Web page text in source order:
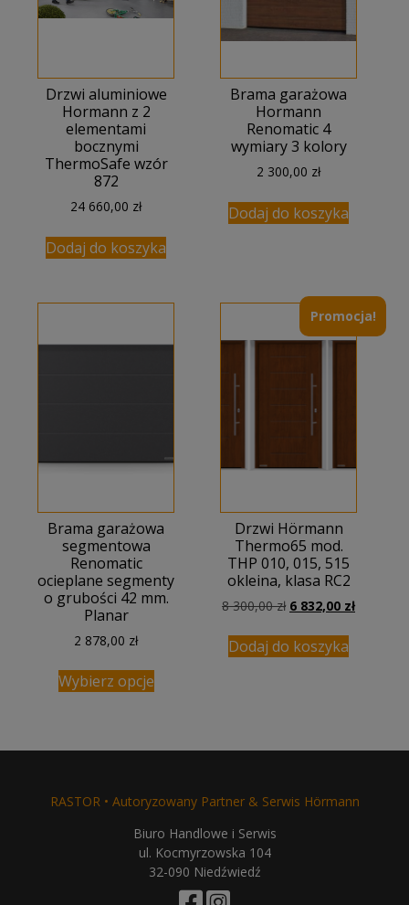
Drzwi aluminiowe
Hormann z 2
elementami
bocznymi
ThermoSafe wzór
872
24 660,00 zł
Dodaj do koszyka
Brama garażowa
Hormann
Renomatic 4
wymiary 3 kolory
2 300,00 zł
Dodaj do koszyka
Brama garażowa
segmentowa
Renomatic
ocieplane segmenty
o grubości 42 mm.
Planar
2 878,00 zł
Wybierz opcje
Promocja!
Drzwi Hörmann
Thermo65 mod.
THP 010, 015, 515
okleina, klasa RC2
8 300,00zł Pierwotna
wynosiła:
8
6 832,00 złAktualna
Dodaj do koszyka
RASTOR • Autoryzowany Partner & Serwis Hörmann
Biuro Handlowe i Serwis
ul. Kocmyrzowska 104
32-090 Niedźwiedź